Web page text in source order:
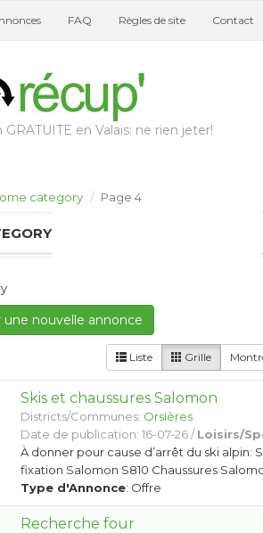
FAQ Règles de site Contact
GRATUITE en Valais: ne rien jeter!
category Page 4
une nouvelle annonce
Liste Grille
Skis et chaussures Salomon
Districts/Communes: Orsières
Date de publication: 16-07-26 /Loisirs/
À donner pour cause d’arrêt du ski alpin:
fixation Salomon S810 Chaussures
Type d'Annonce: Offre
Recherche four